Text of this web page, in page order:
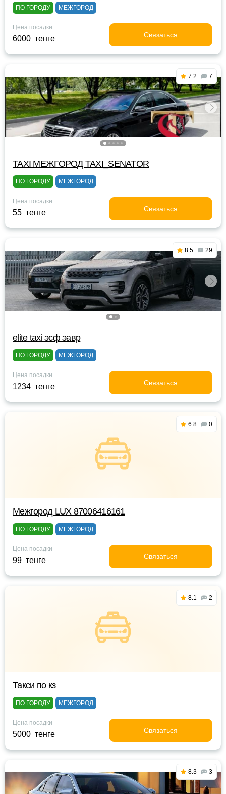
ПО ГОРОДУ МЕЖГОРОД
Цена посадки
6000 тенге Связаться
7.2 7
TAXI МЕЖГОРОД TAXI_SENATOR
ПО ГОРОДУ МЕЖГОРОД
Цена посадки
55 тенге Связаться
8.5 29
elite taxi эсф эавр
ПО ГОРОДУ МЕЖГОРОД
Цена посадки
1234 тенге Связаться
6.8 0
Межгород LUX 87006416161
ПО ГОРОДУ МЕЖГОРОД
Цена посадки
99 тенге Связаться
8.1 2
Такси по кз
ПО ГОРОДУ МЕЖГОРОД
Цена посадки
5000 тенге Связаться
8.3 3